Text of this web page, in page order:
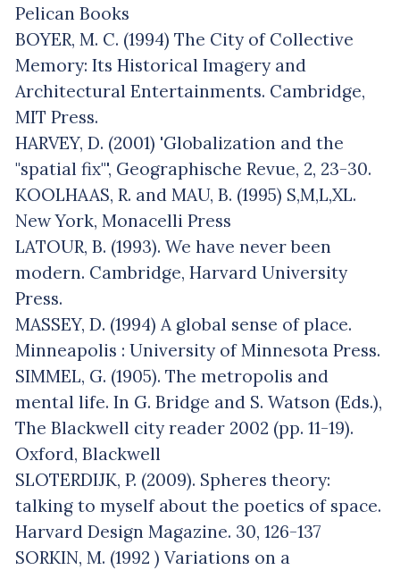
Pelican Books
BOYER, M. C. (1994) The City of Collective
Memory: Its Historical Imagery and
Architectural Entertainments. Cambridge,
MIT Press.
HARVEY, D. (2001) 'Globalization and the
"spatial fix"', Geographische Revue, 2, 23-30.
KOOLHAAS, R. and MAU, B. (1995) S,M,L,XL.
New York, Monacelli Press
LATOUR, B. (1993). We have never been
modern. Cambridge, Harvard University
Press.
MASSEY, D. (1994) A global sense of place.
Minneapolis : University of Minnesota Press.
SIMMEL, G. (1905). The metropolis and
mental life. In G. Bridge and S. Watson (Eds.),
The Blackwell city reader 2002 (pp. 11-19).
Oxford, Blackwell
SLOTERDIJK, P. (2009). Spheres theory:
talking to myself about the poetics of space.
Harvard Design Magazine. 30, 126-137
SORKIN, M. (1992 ) Variations on a